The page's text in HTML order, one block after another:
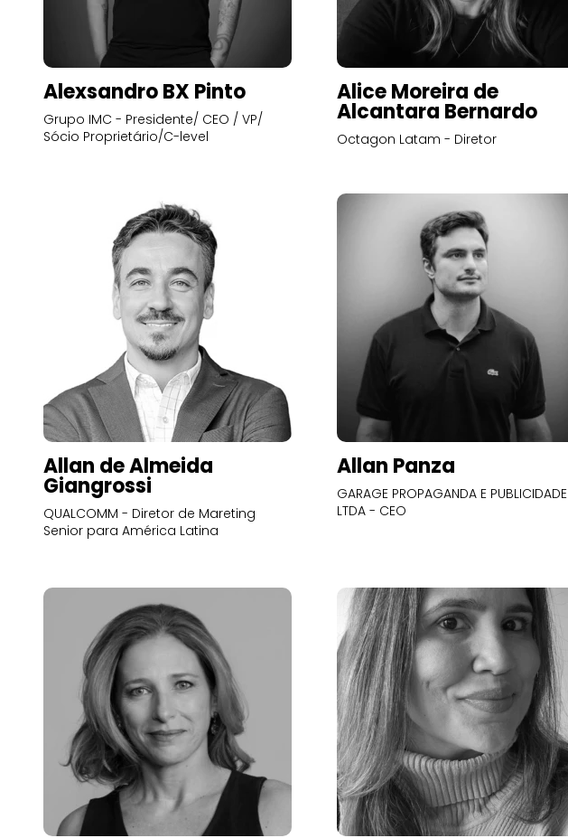
Alexsandro BX Pinto
Grupo IMC - Presidente/ CEO / VP/
Sócio Proprietário/C-level
Alice Moreira de
Alcantara Bernardo
Octagon Latam - Diretor
Allan de Almeida
Giangrossi
QUALCOMM - Diretor de Mareting
Senior para América Latina
Allan Panza
GARAGE PROPAGANDA E PUBLICIDADE
LTDA - CEO